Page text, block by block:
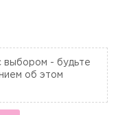
выбором - будьте
об этом